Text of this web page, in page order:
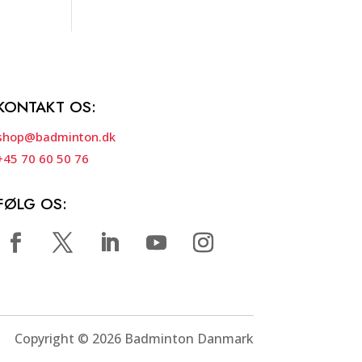
OS:
70 60 50 76
OS:
Copyright © 2026 Badminton Danmark